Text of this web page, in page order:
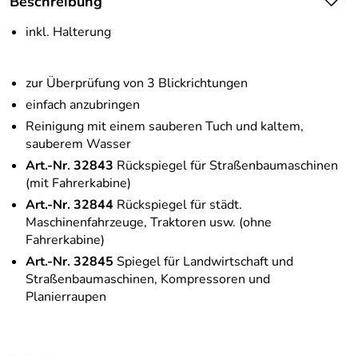
inkl. Halterung
zur Überprüfung von 3 Blickrichtungen
einfach anzubringen
Reinigung mit einem sauberen Tuch und kaltem,
sauberem Wasser
Art.-Nr. 32843 Rückspiegel für Straßenbaumaschinen
(mit Fahrerkabine)
Art.-Nr. 32844 Rückspiegel für städt.
Maschinenfahrzeuge, Traktoren usw. (ohne
Fahrerkabine)
Art.-Nr. 32845 Spiegel für Landwirtschaft und
Straßenbaumaschinen, Kompressoren und
Planierraupen